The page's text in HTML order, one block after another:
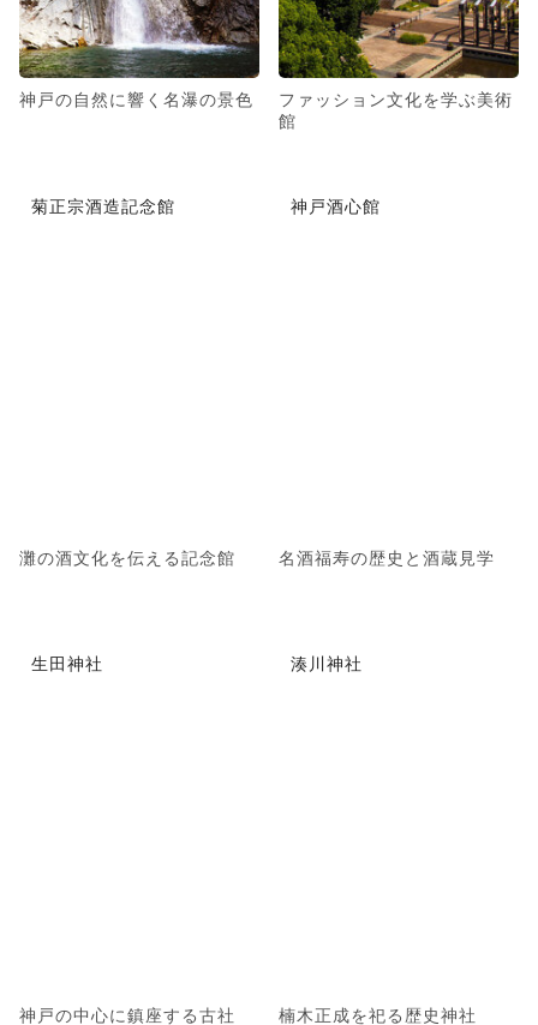
神戸の自然に響く名瀑の景色
ファッション文化を学ぶ美術
館
菊正宗酒造記念館
灘の酒文化を伝える記念館
神戸酒心館
名酒福寿の歴史と酒蔵見学
生田神社
神戸の中心に鎮座する古社
湊川神社
楠木正成を祀る歴史神社